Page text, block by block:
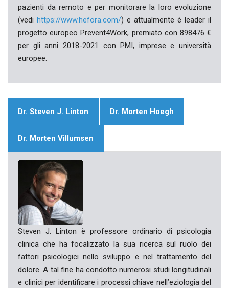
pazienti da remoto e per monitorare la loro evoluzione
(vedi https://www.hefora.com/) e attualmente è leader il
progetto europeo Prevent4Work, premiato con 898476 €
per gli anni 2018-2021 con PMI, imprese e università
europee.
Dr. Steven J. Linton Dr. Morten Hoegh
Dr. Morten Villumsen
Steven J. Linton è professore ordinario di psicologia
clinica che ha focalizzato la sua ricerca sul ruolo dei
fattori psicologici nello sviluppo e nel trattamento del
dolore. A tal fine ha condotto numerosi studi longitudinali
e clinici per identificare i processi chiave nell’eziologia del